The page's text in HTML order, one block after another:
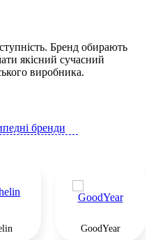
Бренд обирають
якісний сучасний
виробника.
бренди
GoodYear